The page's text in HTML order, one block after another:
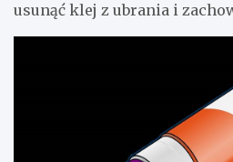
usunąć klej z ubrania i